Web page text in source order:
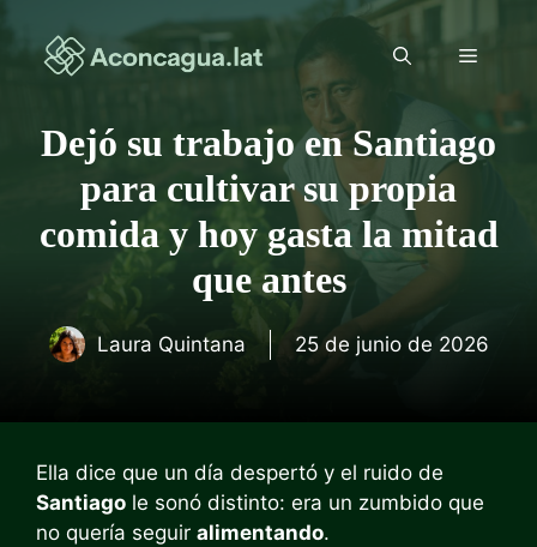
contenido
Menú
Dejó su trabajo en Santiago
para cultivar su propia
comida y hoy gasta la mitad
que antes
Laura Quintana 25 de junio de 2026
Ella dice que un día despertó y el ruido de
Santiago le sonó distinto: era un zumbido que
no quería seguir alimentando.